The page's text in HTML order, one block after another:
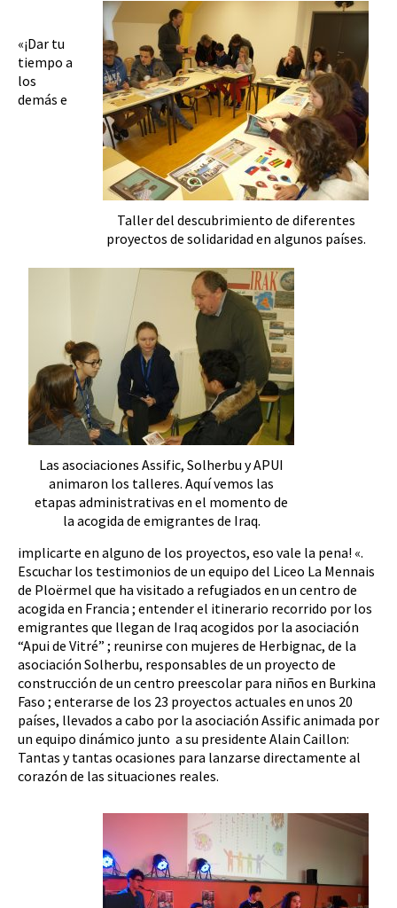
Taller del descubrimiento de diferentes
proyectos de solidaridad en algunos países.
Las asociaciones Assific, Solherbu y APUI
animaron los talleres. Aquí vemos las
etapas administrativas en el momento de
la acogida de emigrantes de Iraq.
«¡Dar tu
tiempo a
los
demás e
implicarte en alguno de los proyectos, eso vale la pena! «.
Escuchar los testimonios de un equipo del Liceo La Mennais
de Ploërmel que ha visitado a refugiados en un centro de
acogida en Francia ; entender el itinerario recorrido por los
emigrantes que llegan de Iraq acogidos por la asociación
“Apui de Vitré” ; reunirse con mujeres de Herbignac, de la
asociación Solherbu, responsables de un proyecto de
construcción de un centro preescolar para niños en Burkina
Faso ; enterarse de los 23 proyectos actuales en unos 20
países, llevados a cabo por la asociación Assific animada por
un equipo dinámico junto a su presidente Alain Caillon:
Tantas y tantas ocasiones para lanzarse directamente al
corazón de las situaciones reales.